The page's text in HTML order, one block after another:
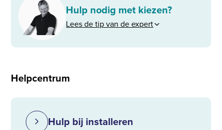
Hulp nodig met kiezen?
Lees de tip van de expert
Helpcentrum
Hulp bij installeren